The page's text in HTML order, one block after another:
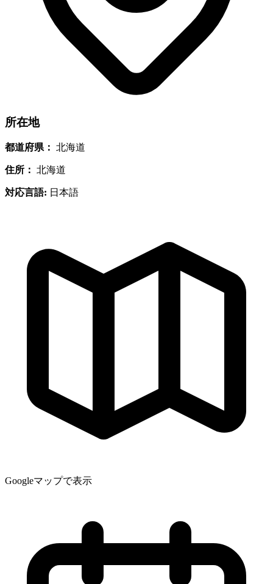
所在地
都道府県： 北海道
住所： 北海道
対応言語: 日本語
Googleマップで表示